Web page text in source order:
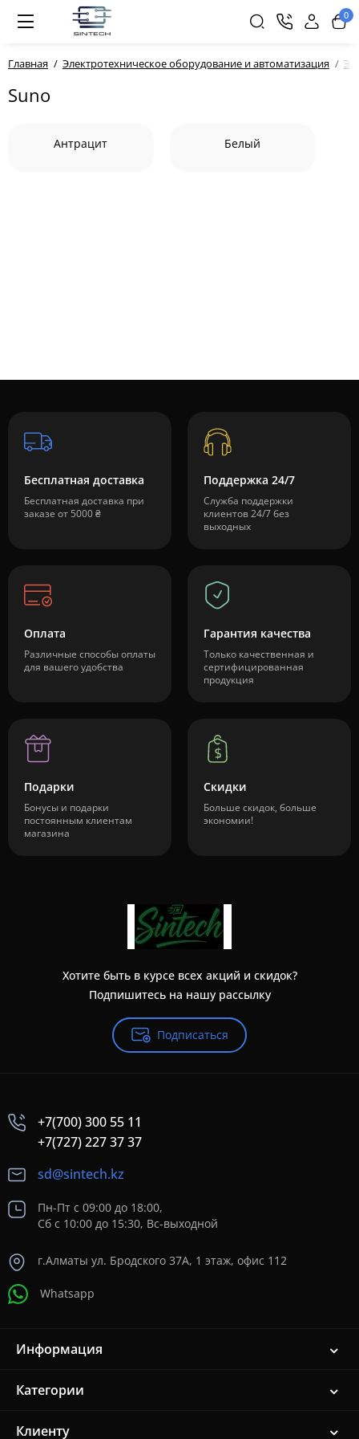
0
Главная Электротехническое оборудование и автоматизация
Suno
Антрацит Белый
Бесплатная доставка
Бесплатная доставка при
заказе от 5000 ₴
Поддержка 24/7
Служба поддержки
клиентов 24/7 без
выходных
Оплата
Различные способы оплаты
для вашего удобства
Гарантия качества
Только качественная и
сертифицированная
продукция
Подарки
Бонусы и подарки
постоянным клиентам
магазина
Скидки
Больше скидок, больше
экономии!
Хотите быть в курсе всех акций и скидок?
Подпишитесь на нашу рассылку
Подписаться
+7(700) 300 55 11
+7(727) 227 37 37
sd@sintech.kz
Пн-Пт с 09:00 до 18:00,
Сб с 10:00 до 15:30, Вс-выходной
г.Алматы ул. Бродского 37A, 1 этаж, офис 112
Whatsapp
Информация
Категории
Клиенту